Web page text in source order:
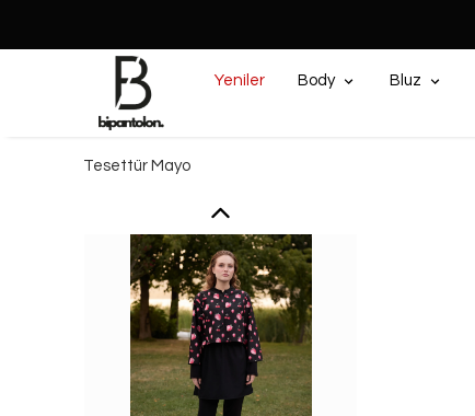
Yeniler Body Bluz
Tesettür Mayo